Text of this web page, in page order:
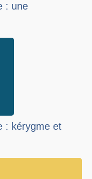
: une
: kérygme et